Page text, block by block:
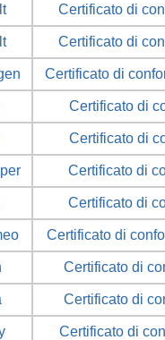
Certificato di
Certificato di
Certificato di
Certificato di
Certificato di
Certificato di
Certificato di
Certificato di
Certificato di
Certificato di
Certificato di